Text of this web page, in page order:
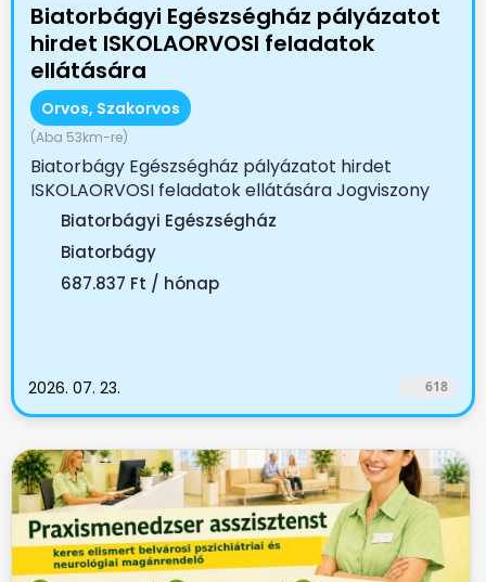
Biatorbágyi Egészségház pályázatot
hirdet ISKOLAORVOSI feladatok
ellátására
Orvos, Szakorvos
(Aba 53km-re)
Biatorbágy Egészségház pályázatot hirdet
ISKOLAORVOSI feladatok ellátására Jogviszony
tartama:...
Biatorbágyi Egészségház
Biatorbágy
687.837 Ft / hónap
2026. 07. 23. 618